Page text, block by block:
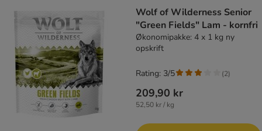
Wolf of Wilderness Senior
"Green Fields" Lam - kornfri
Økonomipakke: 4 x 1 kg ny
opskrift
209,90 kr
52,50 kr / kg
Rating: 3/5 (2)